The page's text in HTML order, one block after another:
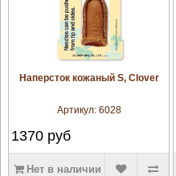
увеличить
Наперсток кожаный S, Clover
Артикул: 6028
1370руб
Нет в наличии